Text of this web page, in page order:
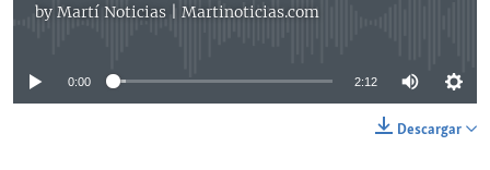
by Martí Noticias | Martinoticias.com
No media source currently available
0:00 2:12
Descargar